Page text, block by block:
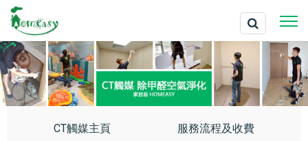
CT觸媒主頁 服務流程及收費